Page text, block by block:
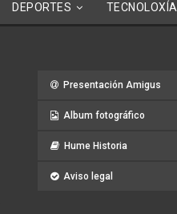
DEPORTES TECNOLOXÍA
Presentación Amigus
Album fotográfico
Hume Historia
Aviso legal